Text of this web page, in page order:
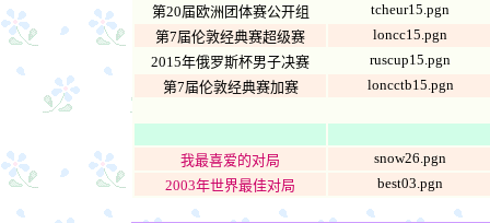
第20届欧洲团体赛公开组
tcheur15.pgn
第7届伦敦经典赛超级赛
loncc15.pgn
2015年俄罗斯杯男子决赛
ruscup15.pgn
第7届伦敦经典赛加赛
loncctb15.pgn
我最喜爱的对局
snow26.pgn
2003年世界最佳对局
best03.pgn